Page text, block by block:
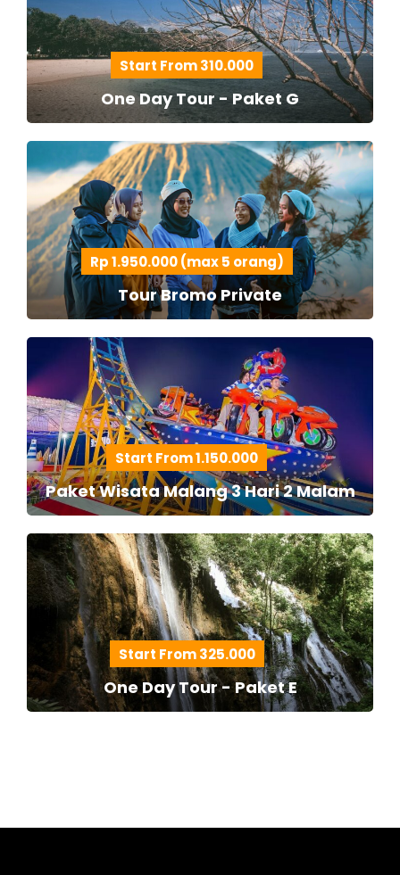
Start From 310.000
One Day Tour - Paket G
Rp 1.950.000 (max 5 orang)
Tour Bromo Private
Start From 1.150.000
Paket Wisata Malang 3 Hari 2 Malam
Start From 325.000
One Day Tour - Paket E